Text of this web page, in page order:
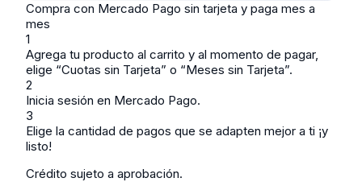
Compra con Mercado Pago sin tarjeta y paga mes a
mes
1
Agrega tu producto al carrito y al momento de pagar,
elige “Cuotas sin Tarjeta” o “Meses sin Tarjeta”.
2
Inicia sesión en Mercado Pago.
3
Elige la cantidad de pagos que se adapten mejor a ti ¡y
listo!
Crédito sujeto a aprobación.